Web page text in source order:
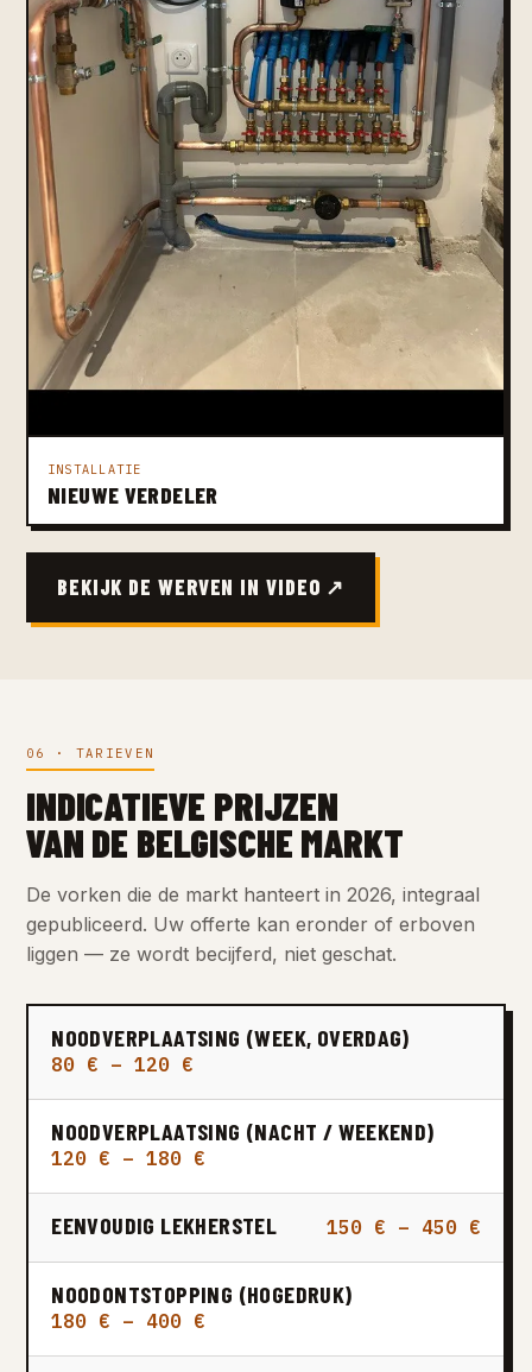
INSTALLATIE
NIEUWE VERDELER
BEKIJK DE WERVEN IN VIDEO ↗
06 · TARIEVEN
INDICATIEVE PRIJZEN
VAN DE BELGISCHE MARKT
De vorken die de markt hanteert in 2026, integraal
gepubliceerd. Uw offerte kan eronder of erboven
liggen — ze wordt becijferd, niet geschat.
NOODVERPLAATSING (WEEK, OVERDAG)
80 € – 120 €
NOODVERPLAATSING (NACHT / WEEKEND)
120 € – 180 €
EENVOUDIG LEKHERSTEL 150 € – 450 €
NOODONTSTOPPING (HOGEDRUK)
180 € – 400 €